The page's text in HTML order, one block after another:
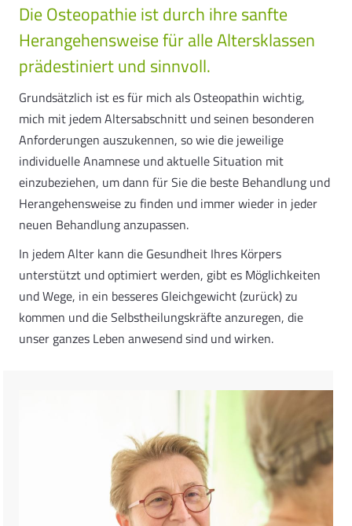
Die Osteopathie ist durch ihre sanfte
Herangehensweise für alle Altersklassen
prädestiniert und sinnvoll.
Grundsätzlich ist es für mich als Osteopathin wichtig,
mich mit jedem Altersabschnitt und seinen besonderen
Anforderungen auszukennen, so wie die jeweilige
individuelle Anamnese und aktuelle Situation mit
einzubeziehen, um dann für Sie die beste Behandlung und
Herangehensweise zu finden und immer wieder in jeder
neuen Behandlung anzupassen.
In jedem Alter kann die Gesundheit Ihres Körpers
unterstützt und optimiert werden, gibt es Möglichkeiten
und Wege, in ein besseres Gleichgewicht (zurück) zu
kommen und die Selbstheilungskräfte anzuregen, die
unser ganzes Leben anwesend sind und wirken.